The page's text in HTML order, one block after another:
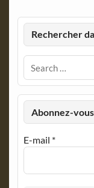
Rechercher
Abonnez-
E-mail *